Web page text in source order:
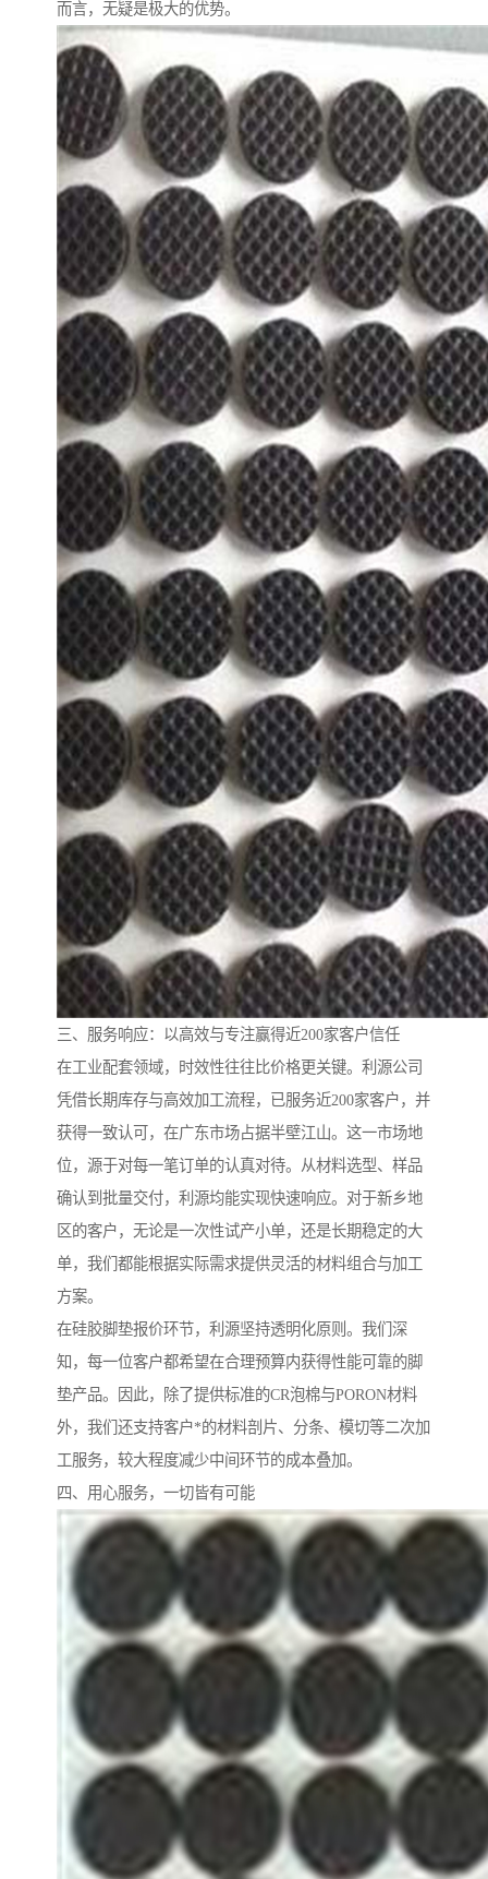
而言，无疑是极大的优势。
三、服务响应：以高效与专注赢得近200家客户信任
在工业配套领域，时效性往往比价格更关键。利源公司
凭借长期库存与高效加工流程，已服务近200家客户，并
获得一致认可，在广东市场占据半壁江山。这一市场地
位，源于对每一笔订单的认真对待。从材料选型、样品
确认到批量交付，利源均能实现快速响应。对于新乡地
区的客户，无论是一次性试产小单，还是长期稳定的大
单，我们都能根据实际需求提供灵活的材料组合与加工
方案。
在硅胶脚垫报价环节，利源坚持透明化原则。我们深
知，每一位客户都希望在合理预算内获得性能可靠的脚
垫产品。因此，除了提供标准的CR泡棉与PORON材料
外，我们还支持客户*的材料剖片、分条、模切等二次加
工服务，较大程度减少中间环节的成本叠加。
四、用心服务，一切皆有可能